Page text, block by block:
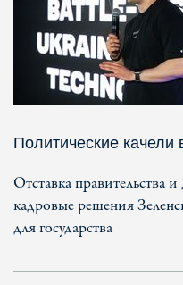
Политические качели
Отставка правительства
кадровые решения
для государства